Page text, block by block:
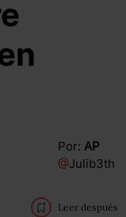
Por: AP
@Julib3th
Leer después